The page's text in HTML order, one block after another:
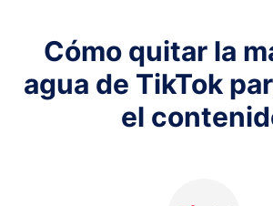
Cómo quitar la
agua de TikTok
el